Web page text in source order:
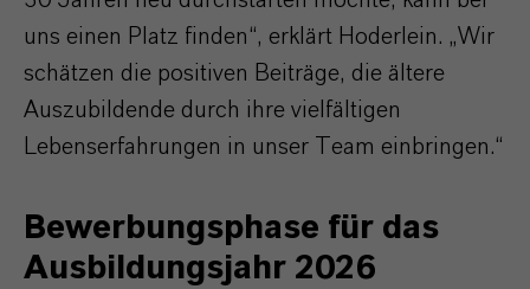
uns einen Platz finden“, erklärt Hoderlein. „Wir
schätzen die positiven Beiträge, die ältere
Auszubildende durch ihre vielfältigen
Lebenserfahrungen in unser Team einbringen.“
Bewerbungsphase für das
Ausbildungsjahr 2026